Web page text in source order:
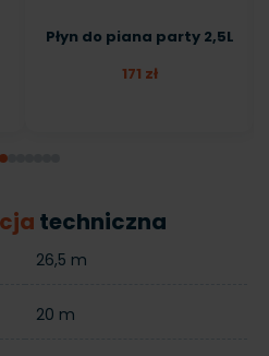
Płyn do piana party 2,5L
171 zł
techniczna
26,5 m
20 m